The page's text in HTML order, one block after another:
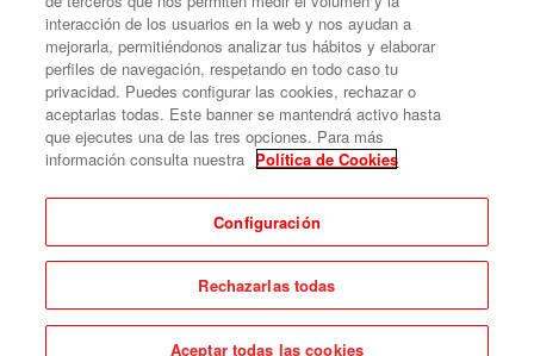
en áreas de operaciones, docencia universitaria,
desarrollo de software, infraestructura tecnológica, gestión
de proyectos, dirección TIC y seguridad de la información,
con habilidades y competencias de alta calidad.
Comparte este evento
Aviso legal|Contacto Plataforma de organización de eventos Symposium
interacción de los usuarios en la web y nos ayudan a
mejorarla, permitiéndonos analizar tus hábitos y elaborar
perfiles de navegación, respetando en todo caso tu
privacidad. Puedes configurar las cookies, rechazar o
aceptarlas todas. Este banner se mantendrá activo hasta
que ejecutes una de las tres opciones. Para más
información consulta nuestra Política de Cookies
Configuración
Rechazarlas todas
Aceptar todas las cookies